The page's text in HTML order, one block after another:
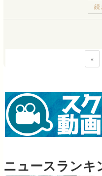
続
«
ニュースランキ